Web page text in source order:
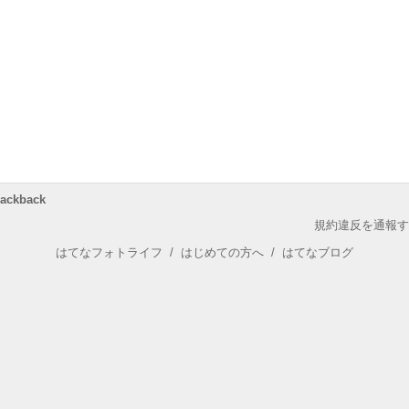
規約違反を通報
はてなフォトライフ / はじめての方へ / はてなブログ